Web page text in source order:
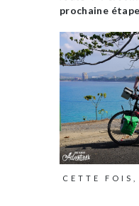
prochaine
CETTE